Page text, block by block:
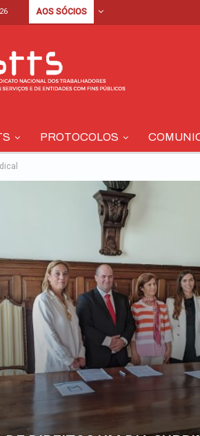
AOS SÓCIOS
PROTOCOLOS